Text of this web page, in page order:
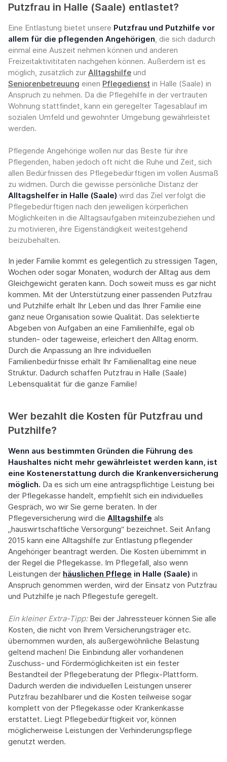
Putzfrau in Halle (Saale) entlastet?
Eine Entlastung bietet unsere Putzfrau und Putzhilfe vor
allem für die pflegenden Angehörigen, die sich dadurch
einmal eine Auszeit nehmen können und anderen
Freizeitaktivititaten nachgehen können. Außerdem ist es
möglich, zusätzlich zur Alltagshilfe und
Seniorenbetreuung einen Pflegedienst in Halle (Saale) in
Anspruch zu nehmen. Da die Pflegehilfe in der vertrauten
Wohnung stattfindet, kann ein geregelter Tagesablauf im
sozialen Umfeld und gewohnter Umgebung gewährleistet
werden.
Pflegende Angehörige wollen nur das Beste für ihre
Pflegenden, haben jedoch oft nicht die Ruhe und Zeit, sich
allen Bedürfnissen des Pflegebedürftigen im vollen Ausmaß
zu widmen. Durch die gewisse persönliche Distanz der
Alltagshelfer in Halle (Saale) wird das Ziel verfolgt die
Pflegebedürftigen nach den jeweiligen körperlichen
Möglichkeiten in die Alltagsaufgaben miteinzubeziehen und
zu motivieren, ihre Eigenständigkeit weitestgehend
beizubehalten.
In jeder Familie kommt es gelegentlich zu stressigen Tagen,
Wochen oder sogar Monaten, wodurch der Alltag aus dem
Gleichgewicht geraten kann. Doch soweit muss es gar nicht
kommen. Mit der Unterstützung einer passenden Putzfrau
und Putzhilfe erhält Ihr Leben und das Ihrer Familie eine
ganz neue Organisation sowie Qualität. Das selektierte
Abgeben von Aufgaben an eine Familienhilfe, egal ob
stunden- oder tageweise, erleichert den Alltag enorm.
Durch die Anpassung an Ihre individuellen
Familienbedürfnisse erhält Ihr Familienalltag eine neue
Struktur. Dadurch schaffen Putzfrau in Halle (Saale)
Lebensqualität für die ganze Familie!
Wer bezahlt die Kosten für Putzfrau und
Putzhilfe?
Wenn aus bestimmten Gründen die Führung des
Haushaltes nicht mehr gewährleistet werden kann, ist
eine Kostenerstattung durch die Krankenversicherung
möglich. Da es sich um eine antragspflichtige Leistung bei
der Pflegekasse handelt, empfiehlt sich ein individuelles
Gespräch, wo wir Sie gerne beraten. In der
Pflegeversicherung wird die Alltagshilfe als
„hauswirtschaftliche Versorgung“ bezeichnet. Seit Anfang
2015 kann eine Alltagshilfe zur Entlastung pflegender
Angehöriger beantragt werden. Die Kosten übernimmt in
der Regel die Pflegekasse. Im Pflegefall, also wenn
Leistungen der häuslichen Pflege in Halle (Saale) in
Anspruch genommen werden, wird der Einsatz von Putzfrau
und Putzhilfe je nach Pflegestufe geregelt.
Ein kleiner Extra-Tipp:‍ Bei der Jahressteuer können Sie alle
Kosten, die nicht von Ihrem Versicherungsträger etc.
übernommen wurden, als außergewöhnliche Belastung
geltend machen! Die Einbindung aller vorhandenen
Zuschuss- und Fördermöglichkeiten ist ein fester
Bestandteil der Pflegeberatung der Pflegix-Plattform.
Dadurch werden die individuellen Leistungen unserer
Putzfrau bezahlbarer und die Kosten teilweise sogar
komplett von der Pflegekasse oder Krankenkasse
erstattet. Liegt Pflegebedürftigkeit vor, können
möglicherweise Leistungen der Verhinderungspflege
genutzt werden.